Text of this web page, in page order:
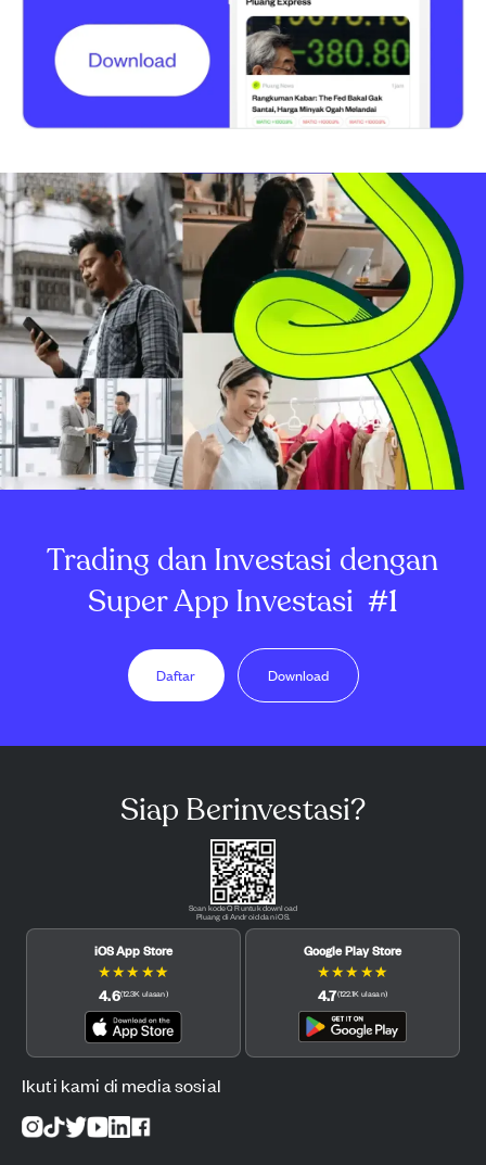
Trading dan Investasi dengan
Super App Investasi #1
Daftar Download
Siap Berinvestasi?
Scan kode QR untuk download
Pluang di Android dan iOS.
iOS App Store
★★★ ★★
4.6(12.3K ulasan)
Google Play Store
★★★ ★★
4.7(122.1K ulasan)
Ikuti kami di media sosial